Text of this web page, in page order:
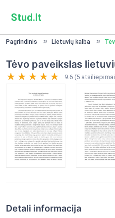
Stud.lt
Pagrindinis Lietuvių kalba
Tėvo paveikslas
9.6 (5
Detali informacija